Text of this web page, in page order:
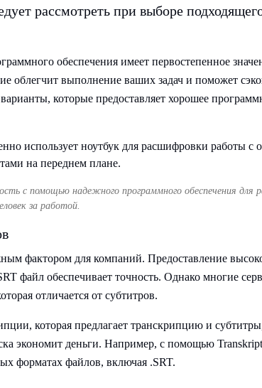
рассмотреть при выборе
обеспечения имеет первостепенное
облегчит выполнение ваших задач и поможет
которые предоставляет хорошее
с помощью надежного программного обеспечения для
за работой.
фактором для компаний. Предоставление
файл обеспечивает точность. Однако многие
отличается от субтитров.
которая предлагает транскрипцию и
экономит деньги. Например, с помощью
форматах файлов, включая .SRT.